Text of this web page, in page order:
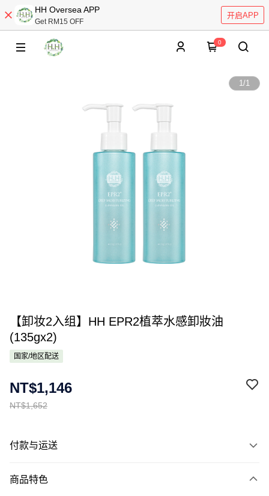
HH Oversea APP
Get RM15 OFF
开启APP
0
1/1
【卸妆2入组】HH EPR2植萃水感卸妝油
(135gx2)
国家/地区配送
NT$1,652
NT$1,146
付款与运送
信用卡一次付款
商品特色